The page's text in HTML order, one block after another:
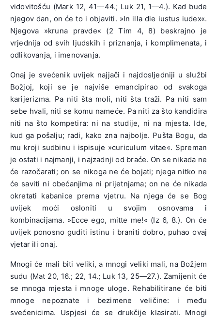
vidovitošću (Mark 12, 41—44.; Luk 21, 1—4.). Kad bude
njegov dan, on će to i objaviti. »In illa die iustus iudex«.
Njegova »kruna pravde« (2 Tim 4, 8) beskrajno je
vrjednija od svih ljudskih i priznanja, i komplimenata, i
odlikovanja, i imenovanja.
Onaj je svećenik uvijek najjači i najdosljedniji u službi
Božjoj, koji se je najviše emancipirao od svakoga
karijerizma. Pa niti šta moli, niti šta traži. Pa niti sam
sebe hvali, niti se komu nameće. Pa niti za što kandidira
niti na što kompetira: ni na studije, ni na mjesta. Ide,
kud ga pošalju; radi, kako zna najbolje. Pušta Bogu, da
mu kroji sudbinu i ispisuje »curiculum vitae«. Spreman
je ostati i najmanji, i najzadnji od braće. On se nikada ne
će razočarati; on se nikoga ne će bojati; njega nitko ne
će saviti ni obećanjima ni prijetnjama; on ne će nikada
okretati kabanice prema vjetru. Na njega će se Bog
uvijek moći osloniti u svojim osnovama i
kombinacijama. »Ecce ego, mitte me!« (Iz 6, 8.). On će
uvijek ponosno guditi istinu i braniti dobro, puhao ovaj
vjetar ili onaj.
Mnogi će mali biti veliki, a mnogi veliki mali, na Božjem
sudu (Mat 20, 16.; 22, 14.; Luk 13, 25—27.). Zamijenit će
se mnoga mjesta i mnoge uloge. Rehabilitirane će biti
mnoge nepoznate i bezimene veličine: i među
svećenicima. Uspjesi će se drukčije klasirati. Mnogi